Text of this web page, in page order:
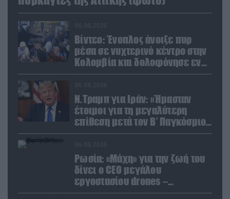
Βίντεο: Ένοπλος άνοιξε πυρ
μέσα σε νυχτερινό κέντρο στην
Κολομβία και δολοφόνησε εν
ψυχρώ νεαρό ζευγάρι
Ν.Τραμπ για Ιράν: «Ήμασταν
έτοιμοι για τη μεγαλύτερη
επίθεση μετά τον Β’ Παγκόσμιο
Πόλεμο» (βίντεο)
Ρωσία: «Μάχη» για την ζωή του
δίνει ο CEO μεγάλου
εργοστασίου drones –
Ανατίναξαν το αυτοκίνητό του!